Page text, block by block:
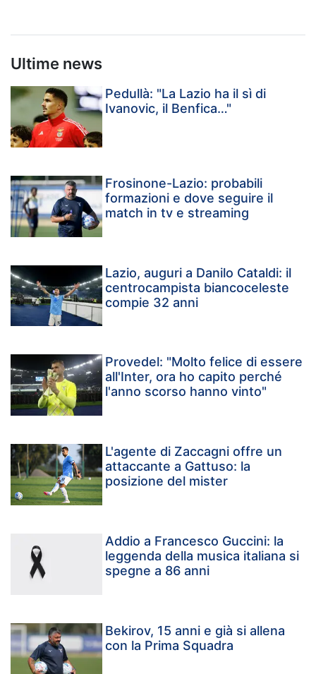
Ultime news
Pedullà: "La Lazio ha il sì di
Ivanovic, il Benfica…"
Frosinone-Lazio: probabili
formazioni e dove seguire il
match in tv e streaming
Lazio, auguri a Danilo Cataldi: il
centrocampista biancoceleste
compie 32 anni
Provedel: "Molto felice di essere
all'Inter, ora ho capito perché
l'anno scorso hanno vinto"
L'agente di Zaccagni offre un
attaccante a Gattuso: la
posizione del mister
Addio a Francesco Guccini: la
leggenda della musica italiana si
spegne a 86 anni
Bekirov, 15 anni e già si allena
con la Prima Squadra